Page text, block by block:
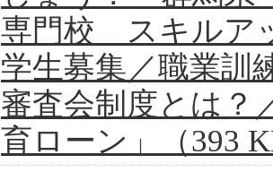
専門校 スキルア
学生募集／職業訓
審査会制度とは？
育ローン」（393